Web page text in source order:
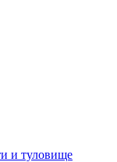
и туловище